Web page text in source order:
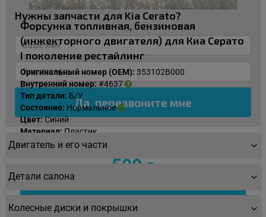
Форсунка топливная, бензиновая
(инжекторного двигателя) для Киа Серато
I поколение рестайлинг
Оригинальный номер (OEM): 353102B000
Внутренний номер:#4637
Тип детали: Б/У
Состояние: Нормальное
Цвет:Синий
Материал: Пластик
Наличие:
В наличии
500
Подробнее
Нужны запчасти для Kia Cerato?
Двигатель и его части
Детали салона
Колесные диски и покрышки